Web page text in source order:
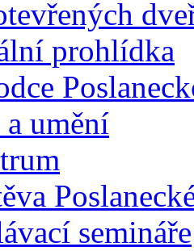
prohlídka
umění
semináře